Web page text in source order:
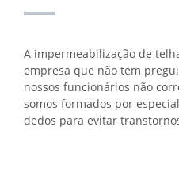
A impermeabilização de
empresa que não tem
nossos funcionários não
somos formados por
dedos para evitar